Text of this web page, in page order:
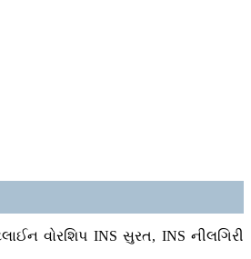
વોરશિપ INS સુરત, INS નીલગિરી